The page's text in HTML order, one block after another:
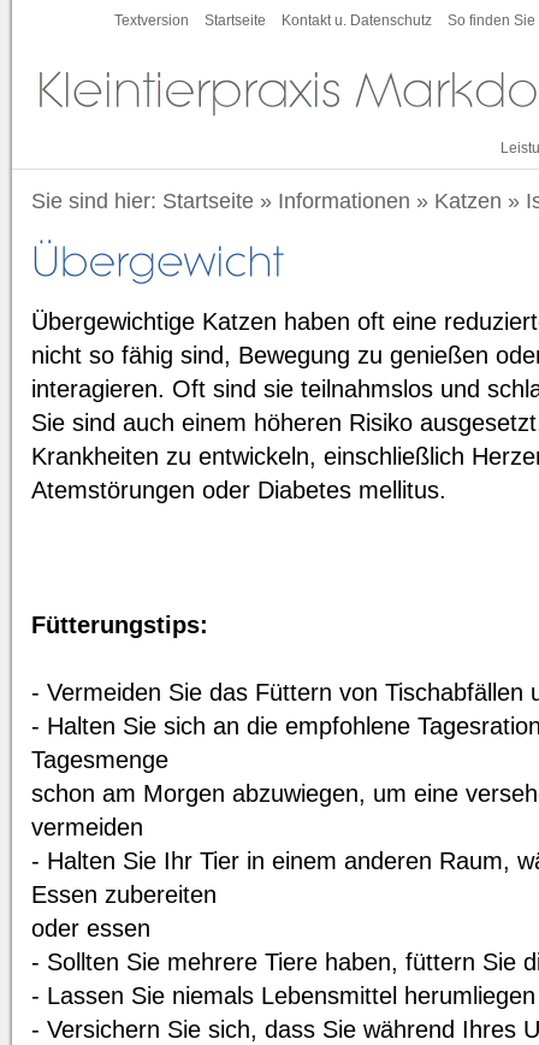
Textversion Startseite Kontakt u. Datenschutz So finden Sie
Sie sind hier: Startseite » Informationen » Katzen »
Übergewichtige Katzen haben oft eine
nicht so fähig sind, Bewegung zu genießen
interagieren. Oft sind sie teilnahmslos und
Sie sind auch einem höheren Risiko
Krankheiten zu entwickeln, einschließlich
Atemstörungen oder Diabetes mellitus.
Fütterungstips:
- Vermeiden Sie das Füttern von Tischabfällen
- Halten Sie sich an die empfohlene
Tagesmenge
schon am Morgen abzuwiegen, um eine
vermeiden
- Halten Sie Ihr Tier in einem anderen Raum,
Essen zubereiten
oder essen
- Sollten Sie mehrere Tiere haben, füttern Sie
- Lassen Sie niemals Lebensmittel herumliegen
- Versichern Sie sich, dass Sie während Ihres